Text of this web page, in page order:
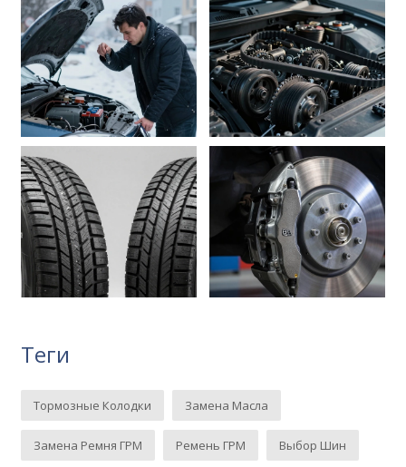
Теги
Тормозные Колодки Замена Масла
Замена Ремня ГРМ Ремень ГРМ Выбор Шин